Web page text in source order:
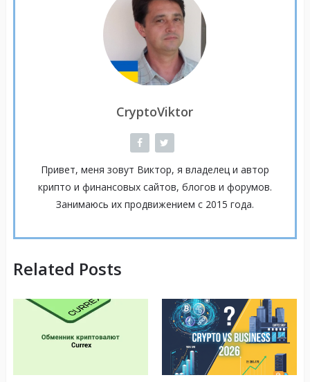
CryptoViktor
Привет, меня зовут Виктор, я владелец и автор
крипто и финансовых сайтов, блогов и форумов.
Занимаюсь их продвижением с 2015 года.
Related Posts